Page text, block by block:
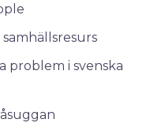
problem i svenska